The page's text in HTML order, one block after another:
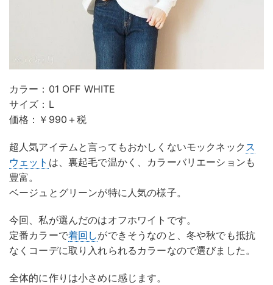
カラー：01 OFF WHITE
サイズ：L
価格：￥990＋税
超人気アイテムと言ってもおかしくないモックネック ス
ウェット は、裏起毛で温かく、カラーバリエーションも
豊富。
ベージュとグリーンが特に人気の様子。
今回、私が選んだのはオフホワイトです。
定番カラーで着回しができそうなのと、冬や秋でも抵抗
なくコーデに取り入れられるカラーなので選びました。
全体的に作りは小さめに感じます。